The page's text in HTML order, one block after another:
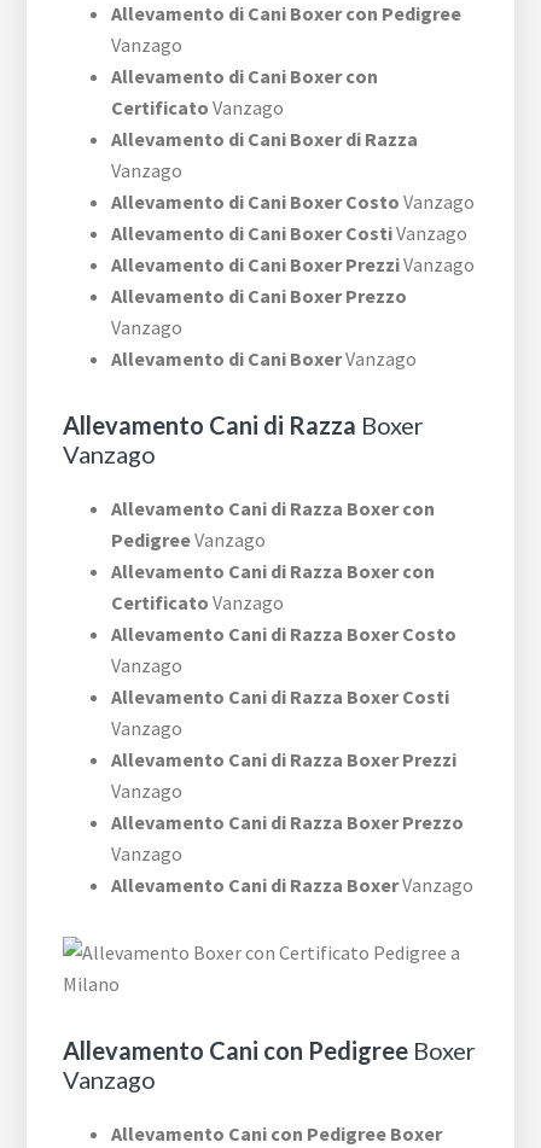
Allevamento di Cani Boxer con Pedigree
Vanzago
Allevamento di Cani Boxer con
Certificato Vanzago
Allevamento di Cani Boxer di Razza
Vanzago
Allevamento di Cani Boxer Costo Vanzago
Allevamento di Cani Boxer CostiVanzago
Allevamento di Cani Boxer PrezziVanzago
Allevamento di Cani Boxer Prezzo
Vanzago
Allevamento di Cani BoxerVanzago
Allevamento Cani di Razza Boxer
Vanzago
Allevamento Cani di Razza Boxer con
PedigreeVanzago
Allevamento Cani di Razza Boxer con
Certificato Vanzago
Allevamento Cani di Razza Boxer Costo
Vanzago
Allevamento Cani di Razza Boxer Costi
Vanzago
Allevamento Cani di Razza Boxer Prezzi
Vanzago
Allevamento Cani di Razza Boxer Prezzo
Vanzago
Allevamento Cani di Razza BoxerVanzago
Allevamento Cani con Pedigree Boxer
Vanzago
Allevamento Cani con Pedigree Boxer